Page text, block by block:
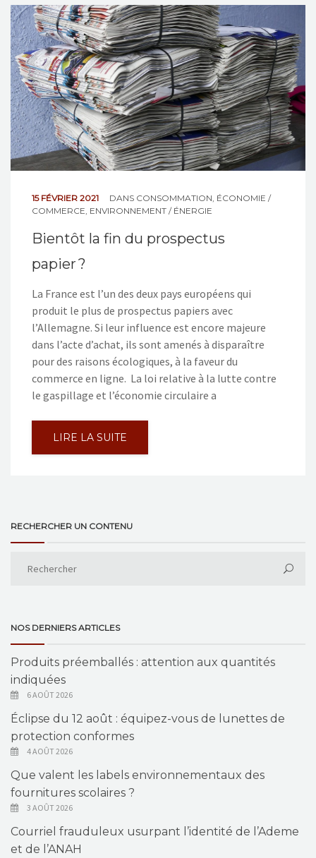
15 FÉVRIER 2021 DANS CONSOMMATION, ÉCONOMIE /
COMMERCE, ENVIRONNEMENT / ÉNERGIE
Bientôt la fin du prospectus
papier ?
La France est l’un des deux pays européens qui
produit le plus de prospectus papiers avec
l’Allemagne. Si leur influence est encore majeure
dans l’acte d’achat, ils sont amenés à disparaître
pour des raisons écologiques, à la faveur du
commerce en ligne. La loi relative à la lutte contre
le gaspillage et l’économie circulaire a
LIRE LA SUITE
RECHERCHER UN CONTENU
NOS DERNIERS ARTICLES
Produits préemballés : attention aux quantités
indiquées
6 AOÛT 2026
Éclipse du 12 août : équipez-vous de lunettes de
protection conformes
4 AOÛT 2026
Que valent les labels environnementaux des
fournitures scolaires ?
3 AOÛT 2026
Courriel frauduleux usurpant l’identité de l’Ademe
et de l’ANAH